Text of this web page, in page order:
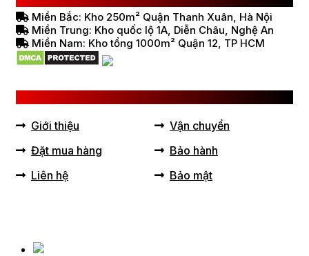
Miền Bắc: Kho 250m² Quận Thanh Xuân, Hà Nội
Miền Trung: Kho quốc lộ 1A, Diễn Châu, Nghệ An
Miền Nam: Kho tổng 1000m² Quận 12, TP HCM
Giới thiệu
Đặt mua hàng
Liên hệ
Vận chuyển
Bảo hành
Bảo mật